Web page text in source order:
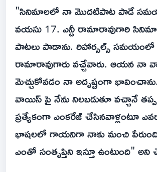
"సినిమాలలో నా మొదటిపాట పాడే
వయసు 17. ఎన్టీ రామారావుగారి
పాటలు పాడాను. రిహార్సల్స్ సమయంలో
రామారావుగారు వచ్చేవారు. ఆయన నా
మెచ్చుకోవడం నా అదృష్టంగా
వాయిస్ పై నేను నిలబడుతూ వచ్చానే
ప్రత్యేకంగా ఎంకరేజ్ చేసినవాళ్లంటూ
భాషలలో గాయనిగా నాకు మంచి
ఎంతో సంతృప్తిని ఇస్తూ ఉంటుంది" అని